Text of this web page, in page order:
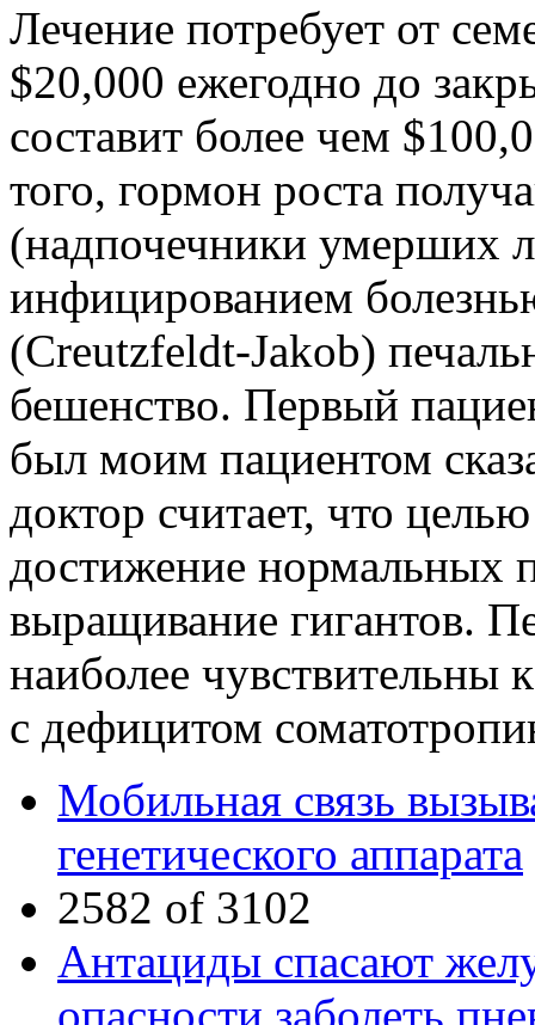
Лечение потребует от
$20,000 ежегодно до
составит более чем
того, гормон роста
(надпочечники умерших
инфицированием
(Creutzfeldt-Jakob)
бешенство. Первый
был моим пациентом
доктор считает, что
достижение нормальных
выращивание гигантов.
наиболее чувствительны
с дефицитом
Мобильная связь
генетического аппарата
2582 of 3102
Антациды спасают
опасности заболеть